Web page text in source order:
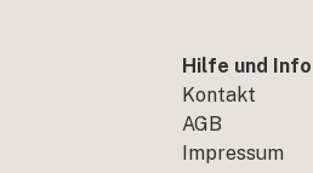
Hilfe und
Kontakt
AGB
Impressum